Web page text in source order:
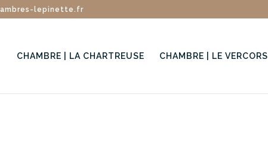
lepinette.fr
CHAMBRE | LA CHARTREUSE CHAMBRE | LE VERCORS